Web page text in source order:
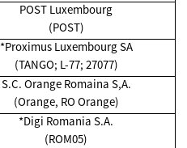
POST Luxembourg
(POST)
*Proximus Luxembourg SA
(TANGO; L-77; 27077)
S.C. Orange Romaina S,A.
(Orange, RO Orange)
*Digi Romania S.A.
(ROM05)